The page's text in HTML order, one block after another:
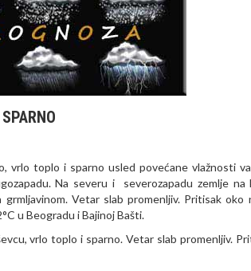
vrlo toplo i sparno usled povećane vlažnosti
Na severu i severozapadu zemlje
Vetar slab promenljiv. Pritisak
u Beogradu i Bajinoj Bašti.
vrlo toplo i sparno. Vetar slab promenljiv.